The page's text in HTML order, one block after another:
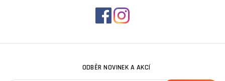
ODBĚR NOVINEK A AKCÍ